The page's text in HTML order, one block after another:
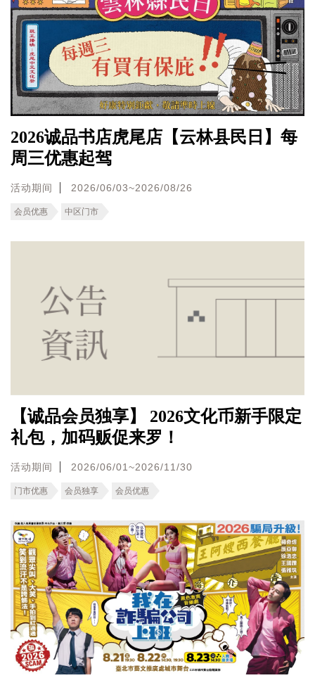
2026诚品书店虎尾店【云林县民日】每
周三优惠起驾
活动期间 2026/06/03~2026/08/26
会员优惠 中区门市
【诚品会员独享】 2026文化币新手限定
礼包，加码贩促来罗！
活动期间 2026/06/01~2026/11/30
门市优惠 会员独享 会员优惠